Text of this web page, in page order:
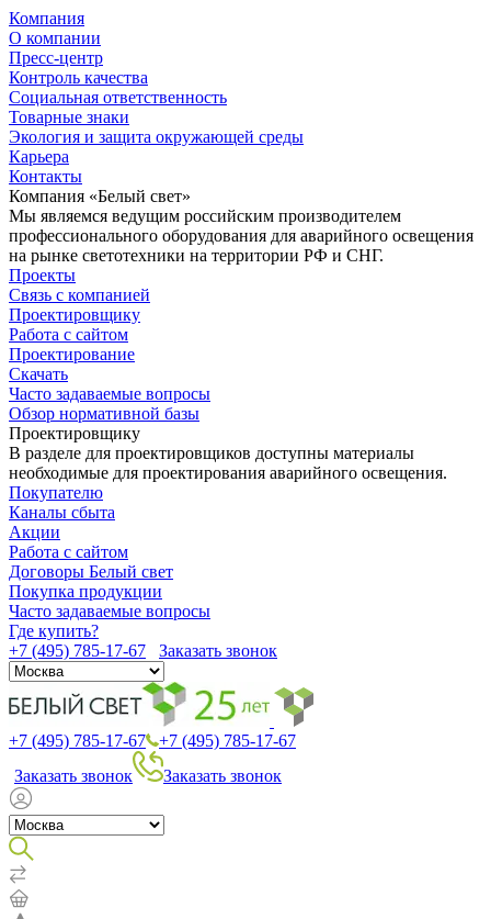
Компания
О компании
Пресс-центр
Контроль качества
Социальная ответственность
Товарные знаки
Экология и защита окружающей среды
Карьера
Контакты
Компания «Белый свет»
Мы являемся ведущим российским производителем
профессионального оборудования для аварийного освещения
на рынке светотехники на территории РФ и СНГ.
Проекты
Связь с компанией
Проектировщику
Работа с сайтом
Проектирование
Скачать
Часто задаваемые вопросы
Обзор нормативной базы
Проектировщику
В разделе для проектировщиков доступны материалы
необходимые для проектирования аварийного освещения.
Покупателю
Каналы сбыта
Акции
Работа с сайтом
Договоры Белый свет
Покупка продукции
Часто задаваемые вопросы
Где купить?
+7 (495) 785-17-67
Заказать звонок
+7 (495) 785-17-67
+7 (495) 785-17-67
Заказать звонок
Заказать звонок